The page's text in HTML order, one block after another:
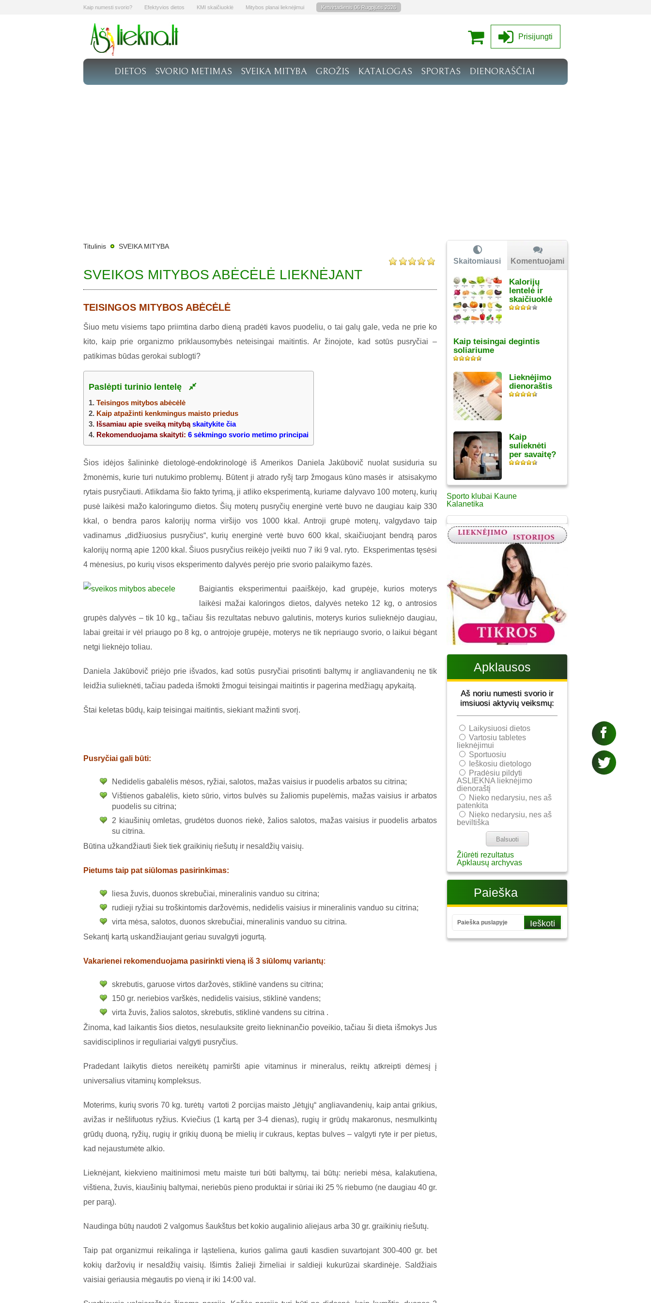
Kaip numesti svorio? Efektyvios dietos KMI skaičiuoklė Mitybos planai lieknėjimui Ketvirtadienis 06 Rugpjūtis 2026
Prisijungti
DIETOS SVORIO METIMAS SVEIKA MITYBA GROŽIS KATALOGAS SPORTAS DIENORAŠČIAI
Titulinis SVEIKA MITYBA
SVEIKOS MITYBOS ABĖCĖLĖ LIEKNĖJANT
TEISINGOS MITYBOS ABĖCĖLĖ
Šiuo metu visiems tapo priimtina darbo dieną pradėti kavos puodeliu, o tai galų gale, veda ne prie ko
kito, kaip prie organizmo priklausomybės neteisingai maitintis. Ar žinojote, kad sotūs pusryčiai –
patikimas būdas gerokai sublogti?
Paslėpti turinio lentelę
1. Teisingos mitybos abėcėlė
2. Kaip atpažinti kenkmingus maisto priedus
3. Išsamiau apie sveiką mitybąskaitykite čia
4. Rekomenduojama skaityti: 6 sėkmingo svorio metimo principai
Šios idėjos šalininkė dietologė-endokrinologė iš Amerikos Daniela Jakūbovič nuolat susiduria su
žmonėmis, kurie turi nutukimo problemų. Būtent ji atrado ryšį tarp žmogaus kūno masės ir atsisakymo
rytais pusryčiauti. Atlikdama šio fakto tyrimą, ji atliko eksperimentą, kuriame dalyvavo 100 moterų, kurių
pusė laikėsi mažo kaloringumo dietos. Šių moterų pusryčių energinė vertė buvo ne daugiau kaip 330
kkal, o bendra paros kalorijų norma viršijo vos 1000 kkal. Antroji grupė moterų, valgydavo taip
vadinamus „didžiuosius pusryčius“, kurių energinė vertė buvo 600 kkal, skaičiuojant bendrą paros
kalorijų normą apie 1200 kkal. Šiuos pusryčius reikėjo įveikti nuo 7 iki 9 val. ryto. Eksperimentas tęsėsi
4 mėnesius, po kurių visos eksperimento dalyvės perėjo prie svorio palaikymo fazės.
Baigiantis eksperimentui paaiškėjo, kad grupėje, kurios moterys
laikėsi mažai kaloringos dietos, dalyvės neteko 12 kg, o antrosios
grupės dalyvės – tik 10 kg., tačiau šis rezultatas nebuvo galutinis, moterys kurios sulieknėjo daugiau,
labai greitai ir vėl priaugo po 8 kg, o antrojoje grupėje, moterys ne tik nepriaugo svorio, o laikui bėgant
netgi lieknėjo toliau.
Daniela Jakūbovič priėjo prie išvados, kad sotūs pusryčiai prisotinti baltymų ir angliavandenių ne tik
leidžia sulieknėti, tačiau padeda išmokti žmogui teisingai maitintis ir pagerina medžiagų apykaitą.
Štai keletas būdų, kaip teisingai maitintis, siekiant mažinti svorį.
Pusryčiai gali būti:
Nedidelis gabalėlis mėsos, ryžiai, salotos, mažas vaisius ir puodelis arbatos su citrina;
Vištienos gabalėlis, kieto sūrio, virtos bulvės su žaliomis pupelėmis, mažas vaisius ir arbatos
puodelis su citrina;
2 kiaušinių omletas, grudėtos duonos riekė, žalios salotos, mažas vaisius ir puodelis arbatos
su citrina.
Būtina užkandžiauti šiek tiek graikinių riešutų ir nesaldžių vaisių.
Pietums taip pat siūlomas pasirinkimas:
liesa žuvis, duonos skrebučiai, mineralinis vanduo su citrina;
rudieji ryžiai su troškintomis daržovėmis, nedidelis vaisius ir mineralinis vanduo su citrina;
virta mėsa, salotos, duonos skrebučiai, mineralinis vanduo su citrina.
Sekantį kartą uskandžiaujant geriau suvalgyti jogurtą.
Vakarienei rekomenduojama pasirinkti vieną iš 3 siūlomų variantų:
skrebutis, garuose virtos daržovės, stiklinė vandens su citrina;
150 gr. neriebios varškės, nedidelis vaisius, stiklinė vandens;
virta žuvis, žalios salotos, skrebutis, stiklinė vandens su citrina .
Žinoma, kad laikantis šios dietos, nesulauksite greito liekninančio poveikio, tačiau ši dieta išmokys Jus
savidisciplinos ir reguliariai valgyti pusryčius.
Pradedant laikytis dietos nereikėtų pamiršti apie vitaminus ir mineralus, reiktų atkreipti dėmesį į
universalius vitaminų kompleksus.
Moterims, kurių svoris 70 kg. turėtų vartoti 2 porcijas maisto „lėtųjų“ angliavandenių, kaip antai grikius,
avižas ir nešlifuotus ryžius. Kviečius (1 kartą per 3-4 dienas), rugių ir grūdų makaronus, nesmulkintų
grūdų duoną, ryžių, rugių ir grikių duoną be mielių ir cukraus, keptas bulves – valgyti ryte ir per pietus,
kad nejaustumėte alkio.
Lieknėjant, kiekvieno maitinimosi metu maiste turi būti baltymų, tai būtų: neriebi mėsa, kalakutiena,
vištiena, žuvis, kiaušinių baltymai, neriebūs pieno produktai ir sūriai iki 25 % riebumo (ne daugiau 40 gr.
per parą).
Naudinga būtų naudoti 2 valgomus šaukštus bet kokio augalinio aliejaus arba 30 gr. graikinių riešutų.
Taip pat organizmui reikalinga ir ląsteliena, kurios galima gauti kasdien suvartojant 300-400 gr. bet
kokių daržovių ir nesaldžių vaisių. Išimtis žalieji žirneliai ir saldieji kukurūzai skardinėje. Saldžiais
vaisiai geriausia mėgautis po vieną ir iki 14:00 val.
Skaitomiausi Komentuojami
Kalorijų
lentelė ir
skaičiuoklė
Kaip teisingai degintis
soliariume
Lieknėjimo
dienoraštis
Kaip
sulieknėti
per savaitę?
Sporto klubai Kaune
Kalanetika
Apklausos
Aš noriu numesti svorio ir
imsiuosi aktyvių veiksmų:
Laikysiuosi dietos
Vartosiu tabletes
lieknėjimui
Sportuosiu
Ieškosiu dietologo
Pradėsiu pildyti
ASLIEKNA lieknėjimo
dienoraštį
Nieko nedarysiu, nes aš
patenkita
Nieko nedarysiu, nes aš
beviltiška
Žiūrėti rezultatus
Apklausų archyvas
Paieška